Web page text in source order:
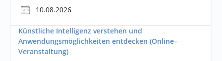
10.08.2026
Künstliche Intelligenz verstehen und
Anwendungsmöglichkeiten entdecken (Online–
Veranstaltung)